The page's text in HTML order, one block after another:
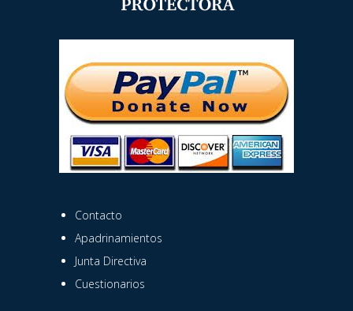
Contacto
Apadrinamientos
Junta Directiva
Cuestionarios